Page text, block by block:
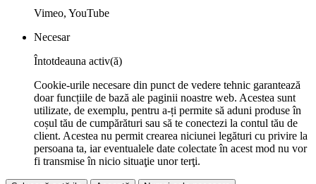
Vimeo, YouTube
Necesar
Întotdeauna activ(ă)
Cookie-urile necesare din punct de vedere tehnic garantează
doar funcțiile de bază ale paginii noastre web. Acestea sunt
utilizate, de exemplu, pentru a-ți permite să aduni produse în
coșul tău de cumpărături sau să te conectezi la contul tău de
client. Acestea nu permit crearea niciunei legături cu privire la
persoana ta, iar eventualele date colectate în acest mod nu vor
fi transmise în nicio situaţie unor terţi.